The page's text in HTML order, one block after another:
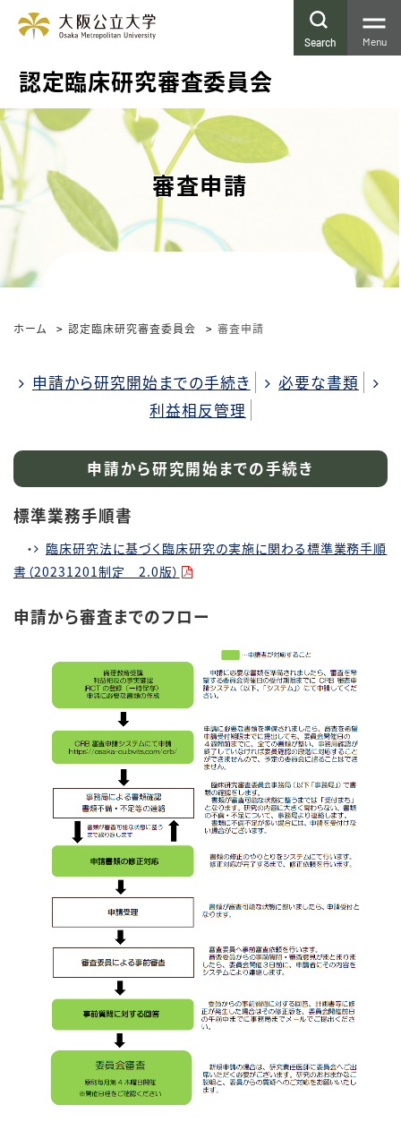
大阪公立大学大学院医学研究科・大阪公立
大学医学部附属病院 倫理委員会
Search Menu
審査申請
ホーム 認定臨床研究審査委員会 審査申請
申請から研究開始までの手続き
必要な書類
利益相反管理
申請から研究開始までの手続き
標準業務手順書
・
臨床研究法に基づく臨床研究の実施に関わる標準業務手順
書（20231201制定 2.0版）
申請から審査までのフロー